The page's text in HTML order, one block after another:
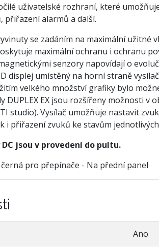
uživatelské rozhraní, které
přiřazení alarmů a další.
se zadáním na maximální
maximální ochranu i ochranu
senzory napovídají o
displej umístěný na horní straně
velkého množství grafiky bylo
DUPLEX EX jsou rozšířeny možnosti v
studio). Vysílač umožňuje nastavit
i přiřazení zvuků ke stavům
jsou v provedení do pultu.
černá pro přepínače - Na přední panel
Ano